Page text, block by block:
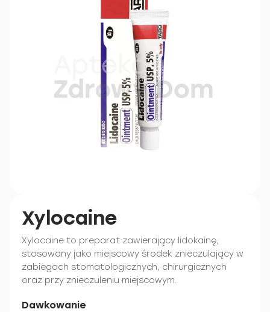
Xylocaine
Xylocaine to preparat zawierający lidokainę,
stosowany jako miejscowy środek znieczulający w
zabiegach stomatologicznych, chirurgicznych
oraz przy znieczuleniu miejscowym.
Dawkowanie